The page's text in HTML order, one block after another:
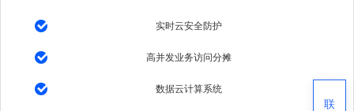
实时云安全防护
高并发业务访问分摊
数据云计算系统
联